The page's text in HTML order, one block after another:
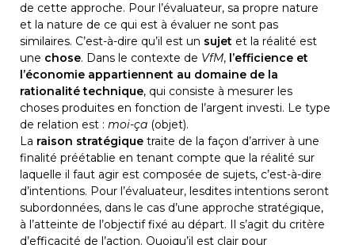
de cette approche. Pour l’évaluateur, sa propre nature
et la nature de ce qui est à évaluer ne sont pas
similaires. C’est-à-dire qu’il est un sujet et la réalité est
une chose. Dans le contexte de VfM, l’efficience et
l’économie appartiennent au domaine de la
rationalité technique, qui consiste à mesurer les
choses produites en fonction de l’argent investi. Le type
de relation est : moi-ça (objet).
La raison stratégique traite de la façon d’arriver à une
finalité préétablie en tenant compte que la réalité sur
laquelle il faut agir est composée de sujets, c’est-à-dire
d’intentions. Pour l’évaluateur, lesdites intentions seront
subordonnées, dans le cas d’une approche stratégique,
à l’atteinte de l’objectif fixé au départ. Il s’agit du critère
d’efficacité de l’action. Quoiqu’il est clair pour